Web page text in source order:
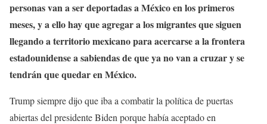
personas van a ser deportadas a México en los primeros
meses, y a ello hay que agregar a los migrantes que siguen
llegando a territorio mexicano para acercarse a la frontera
estadounidense a sabiendas de que ya no van a cruzar y se
tendrán que quedar en México.
Trump siempre dijo que iba a combatir la política de puertas
abiertas del presidente Biden porque había aceptado en